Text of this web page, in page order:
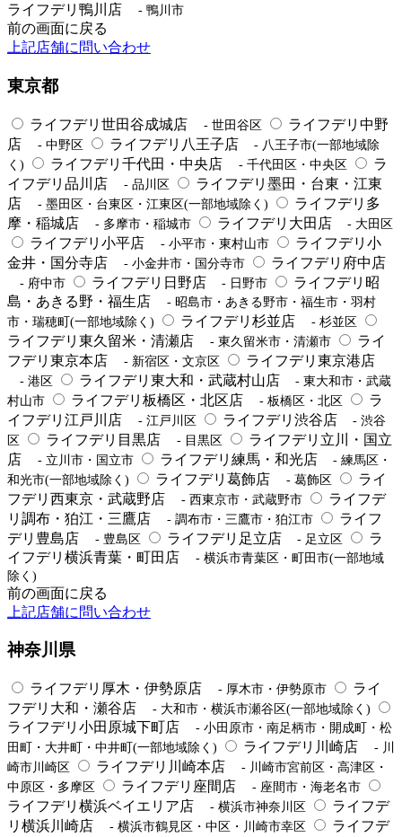
ライフデリ鴨川店 - 鴨川市
前の画面に戻る
上記店舗に問い合わせ
東京都
ライフデリ世田谷成城店 - 世田谷区
ライフデリ中野
店
- 中野区 ライフデリ八王子店
- 八王子市(一部地域除
く)
ライフデリ千代田・中央店 - 千代田区・中央区
ラ
イフデリ品川店
- 品川区
ライフデリ墨田・台東・江東
店
- 墨田区・台東区・江東区(一部地域除く)
ライフデリ多
摩・稲城店
- 多摩市・稲城市 ライフデリ大田店 - 大田区
ライフデリ小平店 - 小平市・東村山市
ライフデリ小
金井・国分寺店
- 小金井市・国分寺市 ライフデリ府中店
- 府中市 ライフデリ日野店 - 日野市
ライフデリ昭
島・あきる野・福生店
- 昭島市・あきる野市・福生市・羽村
市・瑞穂町(一部地域除く)
ライフデリ杉並店 - 杉並区
ライフデリ東久留米・清瀬店 - 東久留米市・清瀬市
ライ
フデリ東京本店
- 新宿区・文京区 ライフデリ東京港店
- 港区 ライフデリ東大和・武蔵村山店
- 東大和市・武蔵
村山市
ライフデリ板橋区・北区店 - 板橋区・北区
ラ
イフデリ江戸川店
- 江戸川区 ライフデリ渋谷店
- 渋谷
区
ライフデリ目黒店 - 目黒区
ライフデリ立川・国立
店
- 立川市・国立市 ライフデリ練馬・和光店
- 練馬区・
和光市(一部地域除く)
ライフデリ葛飾店 - 葛飾区
ライ
フデリ西東京・武蔵野店
- 西東京市・武蔵野市
ライフデ
リ調布・狛江・三鷹店
- 調布市・三鷹市・狛江市
ライフ
デリ豊島店
- 豊島区 ライフデリ足立店 - 足立区
ラ
イフデリ横浜青葉・町田店
- 横浜市青葉区・町田市(一部地域
除く)
前の画面に戻る
上記店舗に問い合わせ
神奈川県
ライフデリ厚木・伊勢原店 - 厚木市・伊勢原市
ライ
フデリ大和・瀬谷店
- 大和市・横浜市瀬谷区(一部地域除く)
ライフデリ小田原城下町店
- 小田原市・南足柄市・開成町・松
田町・大井町・中井町(一部地域除く)
ライフデリ川崎店
- 川
崎市川崎区
ライフデリ川崎本店
- 川崎市宮前区・高津区・
中原区・多摩区
ライフデリ座間店 - 座間市・海老名市
ライフデリ横浜ベイエリア店 - 横浜市神奈川区
ライフデ
リ横浜川崎店
- 横浜市鶴見区・中区・川崎市幸区 ライフデ